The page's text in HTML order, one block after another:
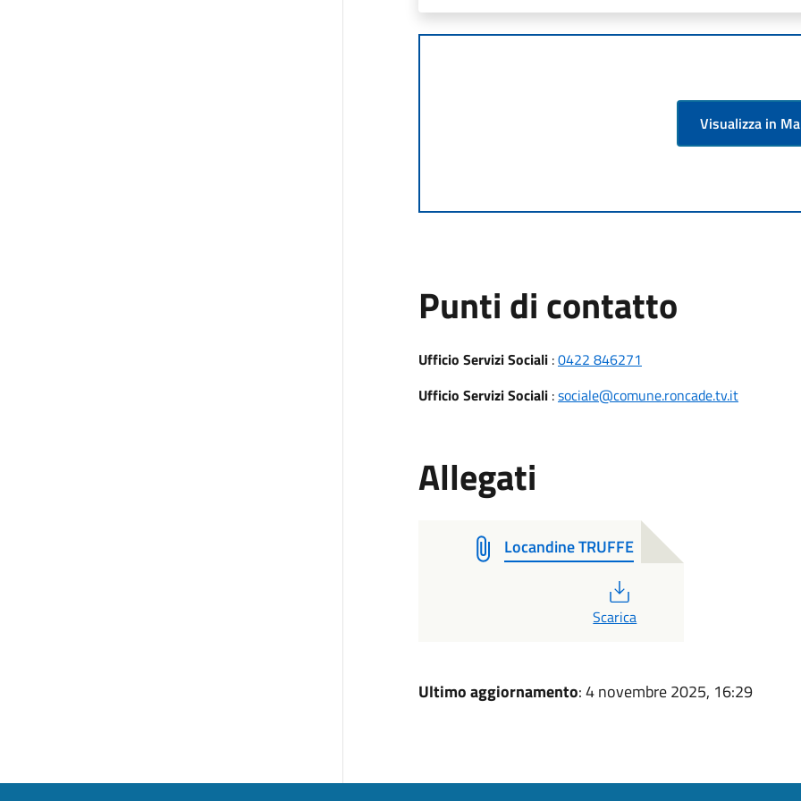
Visualizza in
Punti di contatto
Ufficio Servizi Sociali:0422 846271
Ufficio Servizi Sociali:sociale@comune.roncade.tv.it
Allegati
Locandine TRUFFE
Scarica
Ultimo aggiornamento: 4 novembre 2025, 16:29